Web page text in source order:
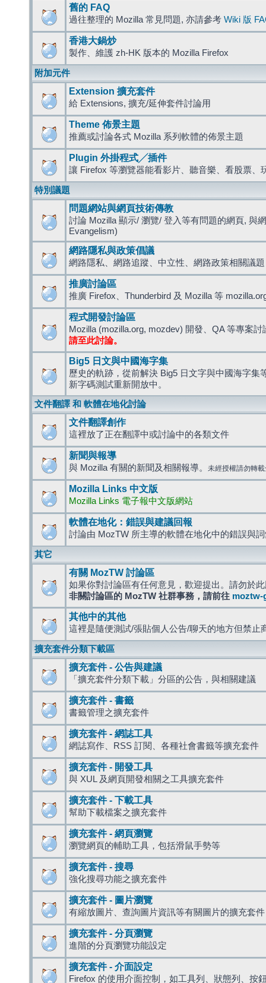
舊的 FAQ
過往整理的 Mozilla 常見問題, 亦請參考 Wiki 版
香港大鍋炒
製作、維護 zh-HK 版本的 Mozilla Firefox
附加元件
Extension 擴充套件
給 Extensions, 擴充/延伸套件討論用
Theme 佈景主題
推薦或討論各式 Mozilla 系列軟體的佈景主題
Plugin 外掛程式╱插件
讓 Firefox 等瀏覽器能看影片、聽音樂、看股票、
特別議題
問題網站與網頁技術傳教
討論 Mozilla 顯示/ 瀏覽/ 登入等有問題的網頁, 與
Evangelism)
網路隱私與政策倡議
網路隱私、網路追蹤、中立性、網路政策相關議題
推廣討論區
推廣 Firefox、Thunderbird 及 Mozilla 等
程式開發討論區
Mozilla (mozilla.org, mozdev) 開發、QA 等專案討
請至此討論。
Big5 日文與中國海字集
歷史的軌跡，從前解決 Big5 日文字與中國海字集
新字碼測試重新開放中。
文件翻譯 和 軟體在地化討論
文件翻譯創作
這裡放了正在翻譯中或討論中的各類文件
新聞與報導
與 Mozilla 有關的新聞及相關報導。 未經授權請勿轉
Mozilla Links 中文版
Mozilla Links 電子報中文版網站
軟體在地化：錯誤與建議回報
討論由 MozTW 所主導的軟體在地化中的錯誤與
其它
有關 MozTW 討論區
如果你對討論區有任何意見，歡迎提出。請勿於
非關討論區的 MozTW 社群事務，請前往 moztw-
其他中的其他
這裡是隨便測試/張貼個人公告/聊天的地方但禁止
擴充套件分類下載區
擴充套件 - 公告與建議
「擴充套件分類下載」分區的公告，與相關建議
擴充套件 - 書籤
書籤管理之擴充套件
擴充套件 - 網誌工具
網誌寫作、RSS 訂閱、各種社會書籤等擴充套件
擴充套件 - 開發工具
與 XUL 及網頁開發相關之工具擴充套件
擴充套件 - 下載工具
幫助下載檔案之擴充套件
擴充套件 - 網頁瀏覽
瀏覽網頁的輔助工具，包括滑鼠手勢等
擴充套件 - 搜尋
強化搜尋功能之擴充套件
擴充套件 - 圖片瀏覽
有縮放圖片、查詢圖片資訊等有關圖片的擴充套件
擴充套件 - 分頁瀏覽
進階的分頁瀏覽功能設定
擴充套件 - 介面設定
Firefox 的使用介面控制，如工具列、狀態列、按